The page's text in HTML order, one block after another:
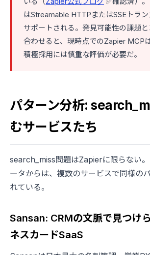
はStreamable HTTPまたはSSEトラ
サポートされる。発見可能性の課題
合わせると、現時点でのZapier MCP
積極採用には慎重な評価が必要だ。
パターン分析:
むサービスたち
search_miss問題はZapierに限らない
ータからは、複数のサービスで同様の
れている。
Sansan: CRMの文脈で見つけ
ネスカードSaaS